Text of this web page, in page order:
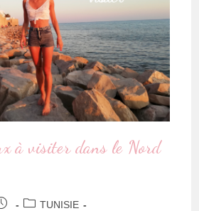
à visiter dans le Nord
TUNISIE